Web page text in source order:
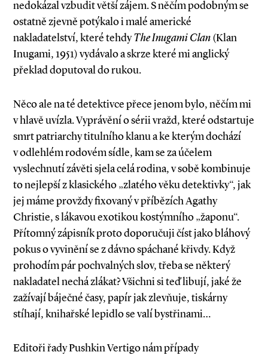
nedokázal vzbudit větší zájem. S něčím podobným se
ostatně zjevně potýkalo i malé americké
nakladatelství, které tehdyThe Inugami Clan(Klan
Inugami, 1951) vydávalo a skrze které mi anglický
překlad doputoval do rukou.
Něco ale na té detektivce přece jenom bylo, něčím mi
v hlavě uvízla. Vyprávění o sérii vražd, které odstartuje
smrt patriarchy titulního klanu a ke kterým dochází
v odlehlém rodovém sídle, kam se za účelem
vyslechnutí závěti sjela celá rodina, v sobě kombinuje
to nejlepší z klasického „zlatého věku detektivky“, jak
jej máme provždy fixovaný v příbězích Agathy
Christie, s lákavou exotikou kostýmního „žaponu“.
Přítomný zápisník proto doporučuji číst jako bláhový
pokus o vyvinění se z dávno spáchané křivdy. Když
prohodím pár pochvalných slov, třeba se některý
nakladatel nechá zlákat? Všichni si teď libují, jaké že
zažívají báječné časy, papír jak zlevňuje, tiskárny
stíhají, knihařské lepidlo se valí bystřinami…
Editoři řady Pushkin Vertigo nám případy